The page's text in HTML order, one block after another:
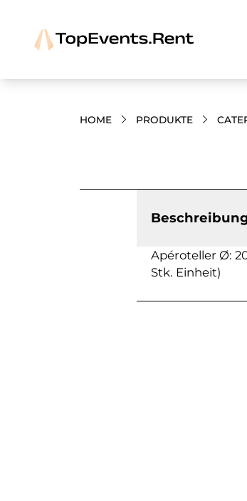
HOME PRODUKTE
Apéroteller Ø:
Stk. Einheit)